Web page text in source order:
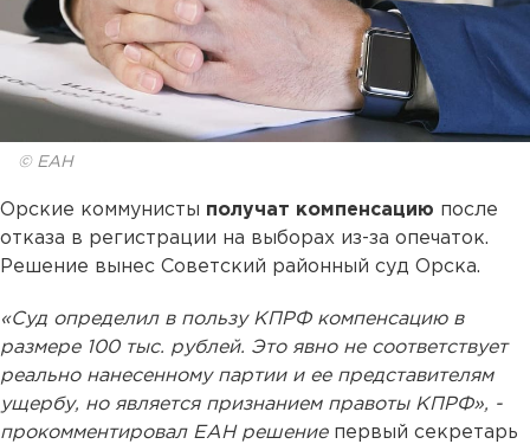
© ЕАН
Орские коммунисты получат компенсацию после
отказа в регистрации на выборах из-за опечаток.
Решение вынес Советский районный суд Орска.
«Суд определил в пользу КПРФ компенсацию в
размере 100 тыс. рублей. Это явно не соответствует
реально нанесенному партии и ее представителям
ущербу, но является признанием правоты КПРФ», -
прокомментировал ЕАН решение первый секретарь